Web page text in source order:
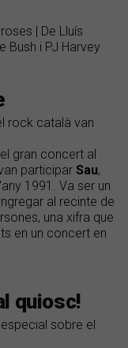
| De Lluís
Bush i PJ Harvey
rock català van
gran concert al
participar Sau,
1991. Va ser un
al recinte de
una xifra que
en un concert en
quiosc!
sobre el